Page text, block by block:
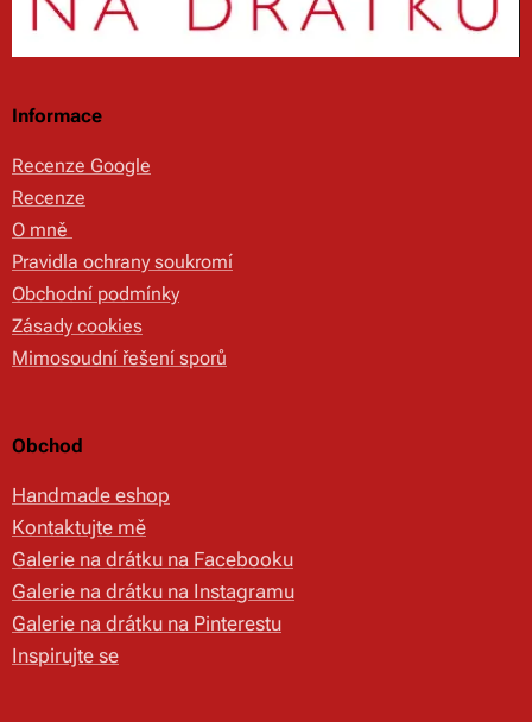
Informace
Recenze Google
Recenze
O mně
Pravidla ochrany soukromí
Obchodní podmínky
Zásady cookies
Mimosoudní řešení sporů
Obchod
Handmade eshop
Kontaktujte mě
Galerie na drátku na Facebooku
Galerie na drátku na Instagramu
Galerie na drátku na Pinterestu
Inspirujte se